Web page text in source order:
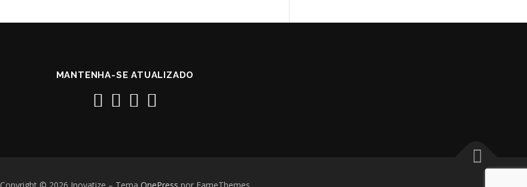
MANTENHA-SE ATUALIZADO